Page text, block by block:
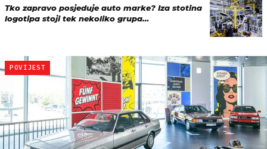
Tko zapravo posjeduje auto marke? Iza stotina
logotipa stoji tek nekoliko grupa…
POVIJEST